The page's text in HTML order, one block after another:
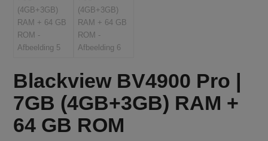
Blackview BV4900 Pro |
7GB (4GB+3GB) RAM +
64 GB ROM